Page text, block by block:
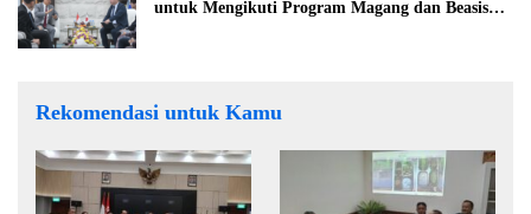
untuk Mengikuti Program Magang dan Beasiswa
Rekomendasi untuk Kamu